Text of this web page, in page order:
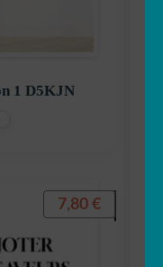
1 D5KJN
7,80 €